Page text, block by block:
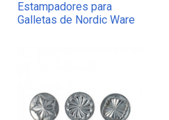
Estampadores para
Galletas de Nordic Ware